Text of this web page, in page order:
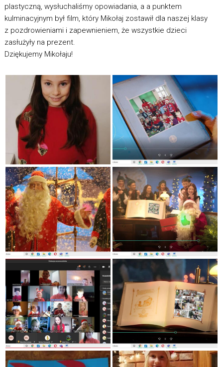
plastyczną, wysłuchaliśmy opowiadania, a a punktem
kulminacyjnym był film, który Mikołaj zostawił dla naszej klasy
z pozdrowieniami i zapewnieniem, że wszystkie dzieci
zasłużyły na prezent.
Dziękujemy Mikołaju!